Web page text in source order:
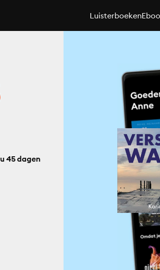
Luisterboeken
45 dagen